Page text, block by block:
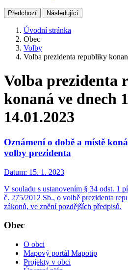
Předchozí Následující
Úvodní stránka
Obec
Volby
Volba prezidenta republiky
Volba prezidenta
konaná ve dnech
14.01.2023
Oznámení o době a místě
volby prezidenta
Datum: 15. 1. 2023
V souladu s ustanovením § 34 odst. 1
č. 275/2012 Sb., o volbě prezidenta
zákonů, ve znění pozdějších předpisů.
Obec
O obci
Mapový portál Mapotip
Projekty v obci